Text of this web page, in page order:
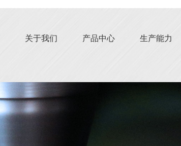
关于我们 产品中心 生产能力